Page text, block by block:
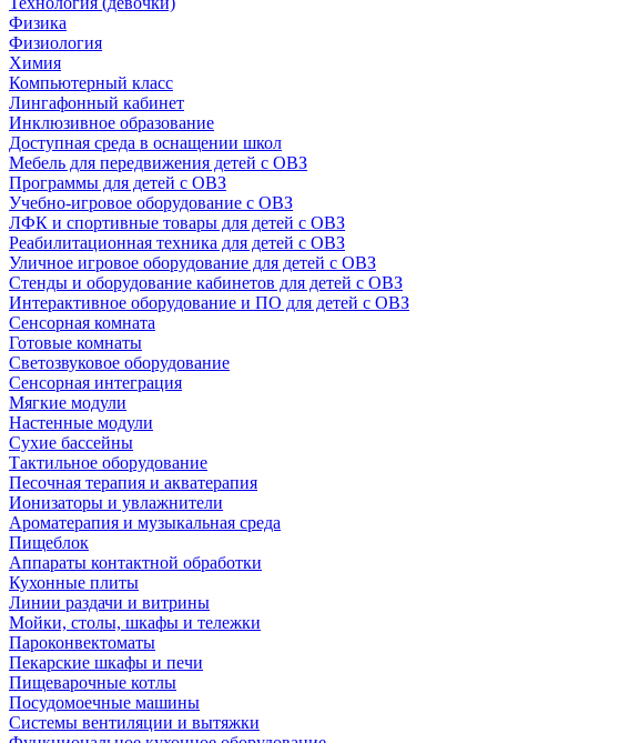
Физика
Физиология
Химия
Компьютерный класс
Лингафонный кабинет
Инклюзивное образование
Доступная среда в оснащении школ
Мебель для передвижения детей с ОВЗ
Программы для детей с ОВЗ
Учебно-игровое оборудование с ОВЗ
ЛФК и спортивные товары для детей с ОВЗ
Реабилитационная техника для детей с ОВЗ
Уличное игровое оборудование для детей с ОВЗ
Стенды и оборудование кабинетов для детей с ОВЗ
Интерактивное оборудование и ПО для детей с ОВЗ
Сенсорная комната
Готовые комнаты
Светозвуковое оборудование
Сенсорная интеграция
Мягкие модули
Настенные модули
Сухие бассейны
Тактильное оборудование
Песочная терапия и акватерапия
Ионизаторы и увлажнители
Ароматерапия и музыкальная среда
Пищеблок
Аппараты контактной обработки
Кухонные плиты
Линии раздачи и витрины
Мойки, столы, шкафы и тележки
Пароконвектоматы
Пекарские шкафы и печи
Пищеварочные котлы
Посудомоечные машины
Системы вентиляции и вытяжки